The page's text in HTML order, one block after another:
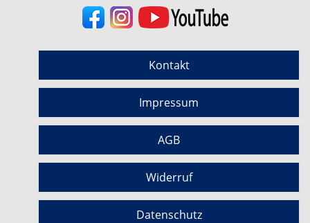
Kontakt
Impressum
AGB
Widerruf
Datenschutz